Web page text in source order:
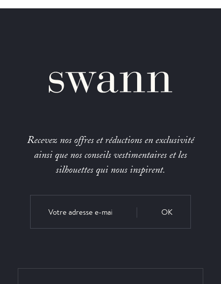
Recevez nos offres et réductions en exclusivité
ainsi que nos conseils vestimentaires et les
silhouettes qui nous inspirent.
OK